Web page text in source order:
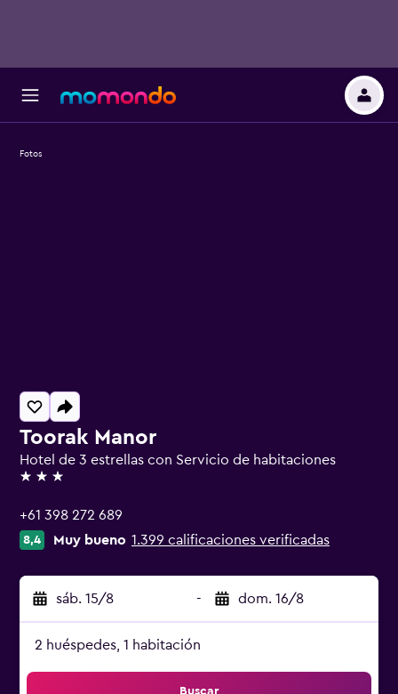
Toorak Manor
Hotel de 3 estrellas con Servicio de habitaciones
3 estrellas
+61 398 272 689
8,4 Muy bueno 1.399 calificaciones verificadas
sáb. 15/8 - dom. 16/8
2 huéspedes, 1 habitación
Buscar
Fotos